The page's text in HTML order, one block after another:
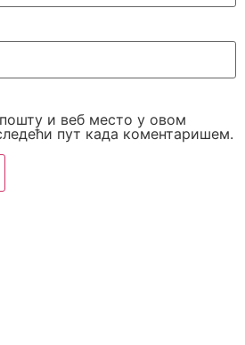
и веб место у овом
пут када коментаришем.